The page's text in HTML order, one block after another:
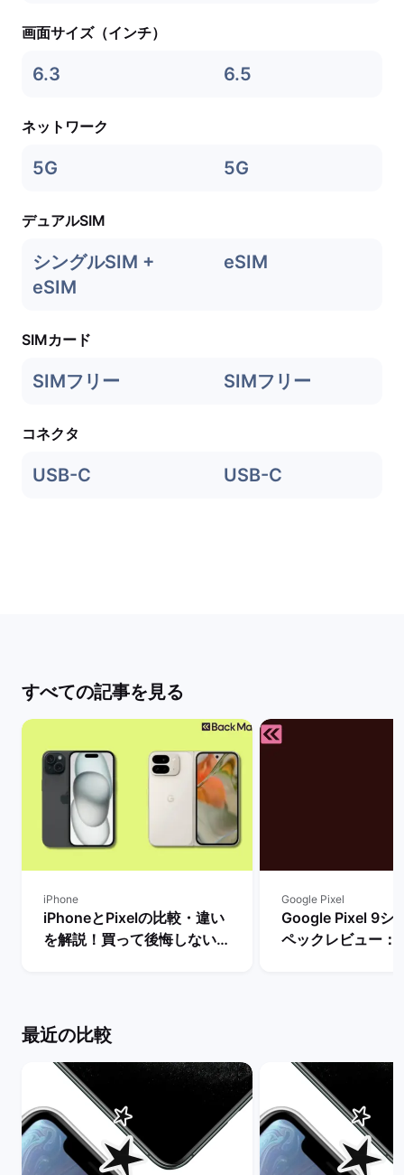
画面サイズ（インチ）
6.3 6.5
ネットワーク
5G 5G
デュアルSIM
シングルSIM +
eSIM
eSIM
SIMカード
SIMフリー SIMフリー
コネクタ
USB-C USB-C
すべての記事を見る
iPhone
iPhoneとPixelの比較・違い
を解説！買って後悔しない機
Google Pixel
Google Pixel 9シ
ペックレビュー：
最近の比較